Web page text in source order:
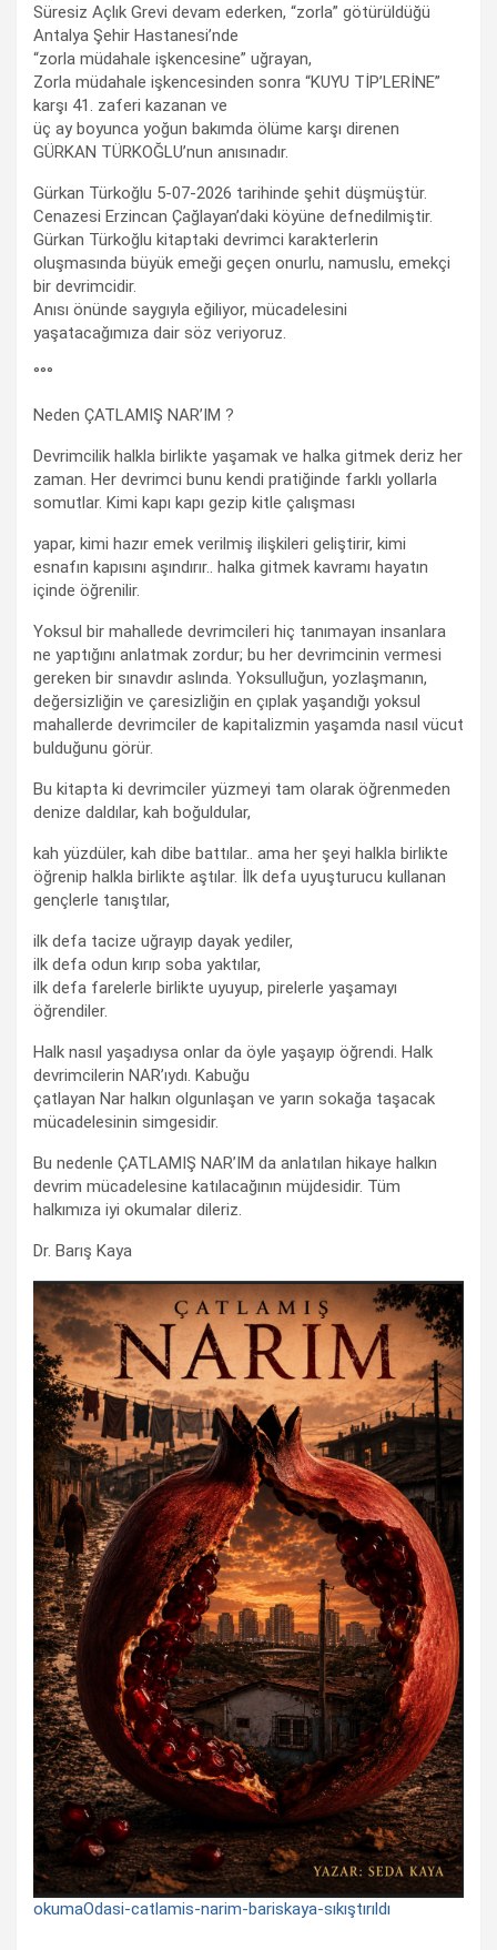
Süresiz Açlık Grevi devam ederken, “zorla” götürüldüğü
Antalya Şehir Hastanesi’nde
“zorla müdahale işkencesine” uğrayan,
Zorla müdahale işkencesinden sonra “KUYU TİP’LERİNE”
karşı 41. zaferi kazanan ve
üç ay boyunca yoğun bakımda ölüme karşı direnen
GÜRKAN TÜRKOĞLU’nun anısınadır.
Gürkan Türkoğlu 5-07-2026 tarihinde şehit düşmüştür.
Cenazesi Erzincan Çağlayan’daki köyüne defnedilmiştir.
Gürkan Türkoğlu kitaptaki devrimci karakterlerin
oluşmasında büyük emeği geçen onurlu, namuslu, emekçi
bir devrimcidir.
Anısı önünde saygıyla eğiliyor, mücadelesini
yaşatacağımıza dair söz veriyoruz.
°°°
Neden ÇATLAMIŞ NAR’IM ?
Devrimcilik halkla birlikte yaşamak ve halka gitmek deriz her
zaman. Her devrimci bunu kendi pratiğinde farklı yollarla
somutlar. Kimi kapı kapı gezip kitle çalışması
yapar, kimi hazır emek verilmiş ilişkileri geliştirir, kimi
esnafın kapısını aşındırır.. halka gitmek kavramı hayatın
içinde öğrenilir.
Yoksul bir mahallede devrimcileri hiç tanımayan insanlara
ne yaptığını anlatmak zordur; bu her devrimcinin vermesi
gereken bir sınavdır aslında. Yoksulluğun, yozlaşmanın,
değersizliğin ve çaresizliğin en çıplak yaşandığı yoksul
mahallerde devrimciler de kapitalizmin yaşamda nasıl vücut
bulduğunu görür.
Bu kitapta ki devrimciler yüzmeyi tam olarak öğrenmeden
denize daldılar, kah boğuldular,
kah yüzdüler, kah dibe battılar.. ama her şeyi halkla birlikte
öğrenip halkla birlikte aştılar. İlk defa uyuşturucu kullanan
gençlerle tanıştılar,
ilk defa tacize uğrayıp dayak yediler,
ilk defa odun kırıp soba yaktılar,
ilk defa farelerle birlikte uyuyup, pirelerle yaşamayı
öğrendiler.
Halk nasıl yaşadıysa onlar da öyle yaşayıp öğrendi. Halk
devrimcilerin NAR’ıydı. Kabuğu
çatlayan Nar halkın olgunlaşan ve yarın sokağa taşacak
mücadelesinin simgesidir.
Bu nedenle ÇATLAMIŞ NAR’IM da anlatılan hikaye halkın
devrim mücadelesine katılacağının müjdesidir. Tüm
halkımıza iyi okumalar dileriz.
Dr. Barış Kaya
okumaOdasi-catlamis-narim-bariskaya-sıkıştırıldı